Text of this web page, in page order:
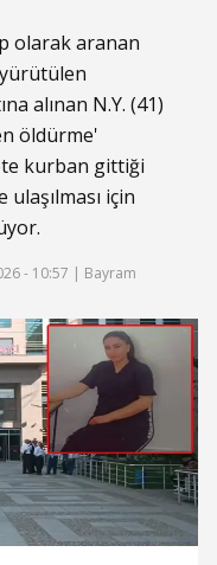
olarak aranan
alınan N.Y. (41)
öldürme'
kurban gittiği
için
- 10:57 | Bayram